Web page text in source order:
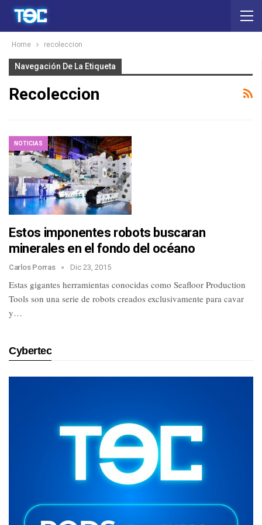
Home recoleccion
Navegación De La Etiqueta
Recoleccion
NOTICIAS
Estos imponentes robots buscaran
minerales en el fondo del océano
Carlos Porras Dic 23, 2015
Estas gigantes herramientas conocidas como Seafloor Production
Tools son una serie de robots creados exclusivamente para cavar
y…
Cybertec